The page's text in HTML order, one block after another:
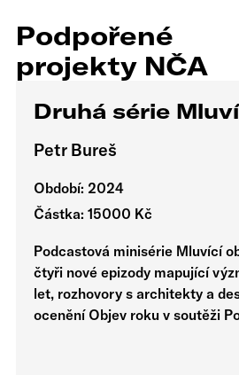
Podpořené
projekty NČA
Druhá série
Petr Bureš
Období: 2024
Částka: 15000 Kč
Podcastová minisérie Mluvící
čtyři nové epizody mapující
let, rozhovory s architekty a
ocenění Objev roku v soutěži